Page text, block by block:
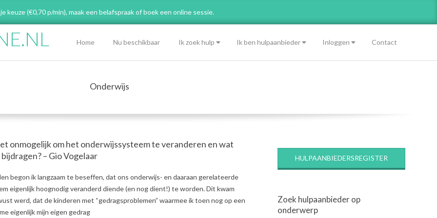
keuze (€0,70 p/min), maak een belafspraakof boek een online sessie.
Menu
Home Nu beschikbaar Ik zoek hulp Ik ben hulpaanbieder Inloggen Contact
Onderwijs
onmogelijk om het onderwijssysteem te veranderen en wat
– Gio Vogelaar
begon ik langzaam te beseffen, dat ons onderwijs- en daaraan gerelateerde
eigenlijk hoognodig veranderd diende (en nog dient!) te worden. Dit kwam
werd, dat de kinderen met “gedragsproblemen” waarmee ik toen nog op een
eigenlijk mijn eigen gedrag
HULPAANBIEDERSREGISTER
Zoek hulpaanbieder op
onderwerp